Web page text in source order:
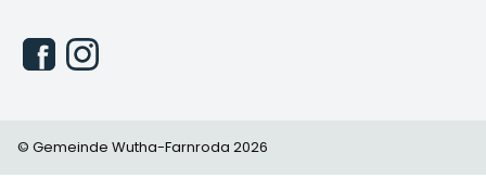
© Gemeinde Wutha-Farnroda 2026